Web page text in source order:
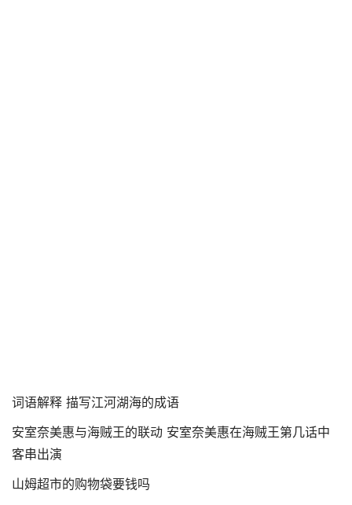
词语解释 描写江河湖海的成语
安室奈美惠与海贼王的联动 安室奈美惠在海贼王第几话中
客串出演
山姆超市的购物袋要钱吗